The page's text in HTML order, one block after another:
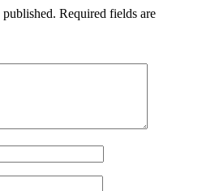
Required fields are